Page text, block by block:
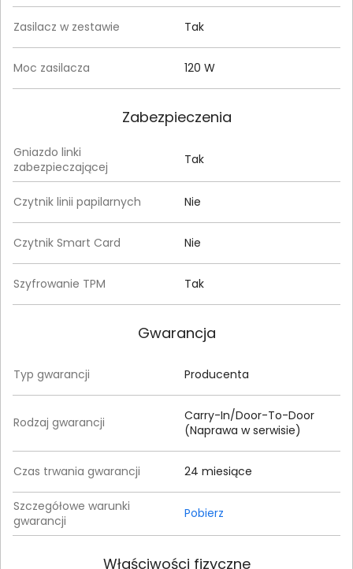
Zasilacz w zestawie Tak
Moc zasilacza 120 W
Zabezpieczenia
Gniazdo linki
zabezpieczającej
Tak
Czytnik linii papilarnych Nie
Czytnik Smart Card Nie
Szyfrowanie TPM Tak
Gwarancja
Typ gwarancji Producenta
Rodzaj gwarancji
Carry-In/Door-To-Door
(Naprawa w serwisie)
Czas trwania gwarancji 24 miesiące
Szczegółowe warunki
gwarancji
Pobierz
Właściwości fizyczne